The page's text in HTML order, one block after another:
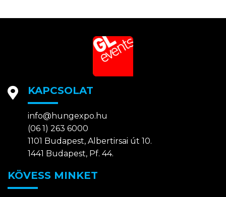
KAPCSOLAT
info@hungexpo.hu
(06 1) 263 6000
1101 Budapest, Albertirsai út 10.
1441 Budapest, Pf. 44.
KÖVESS MINKET